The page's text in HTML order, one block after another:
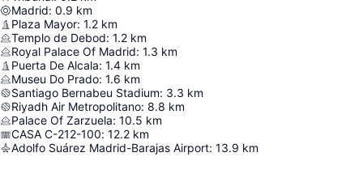
Madrid: 0.9 km
Plaza Mayor: 1.2 km
Templo de Debod: 1.2 km
Royal Palace Of Madrid: 1.3 km
Puerta De Alcala: 1.4 km
Museu Do Prado: 1.6 km
Santiago Bernabeu Stadium: 3.3 km
Riyadh Air Metropolitano: 8.8 km
Palace Of Zarzuela: 10.5 km
CASA C-212-100: 12.2 km
Adolfo Suárez Madrid-Barajas Airport: 13.9 km